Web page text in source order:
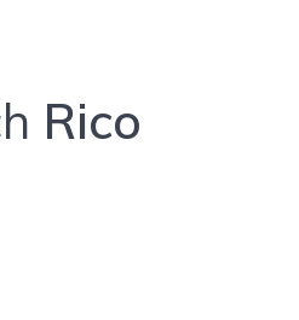
Rico